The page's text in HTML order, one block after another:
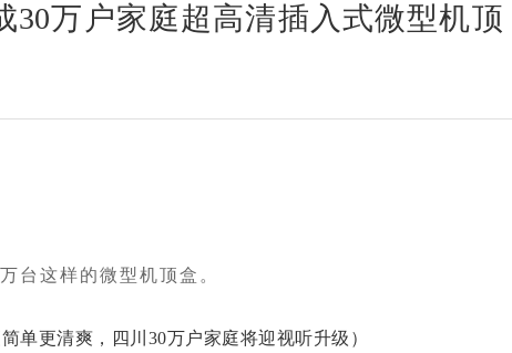
30万户家庭超高清插入式微型机顶
台这样的微型机顶盒。
更清爽，四川30万户家庭将迎视听升级）